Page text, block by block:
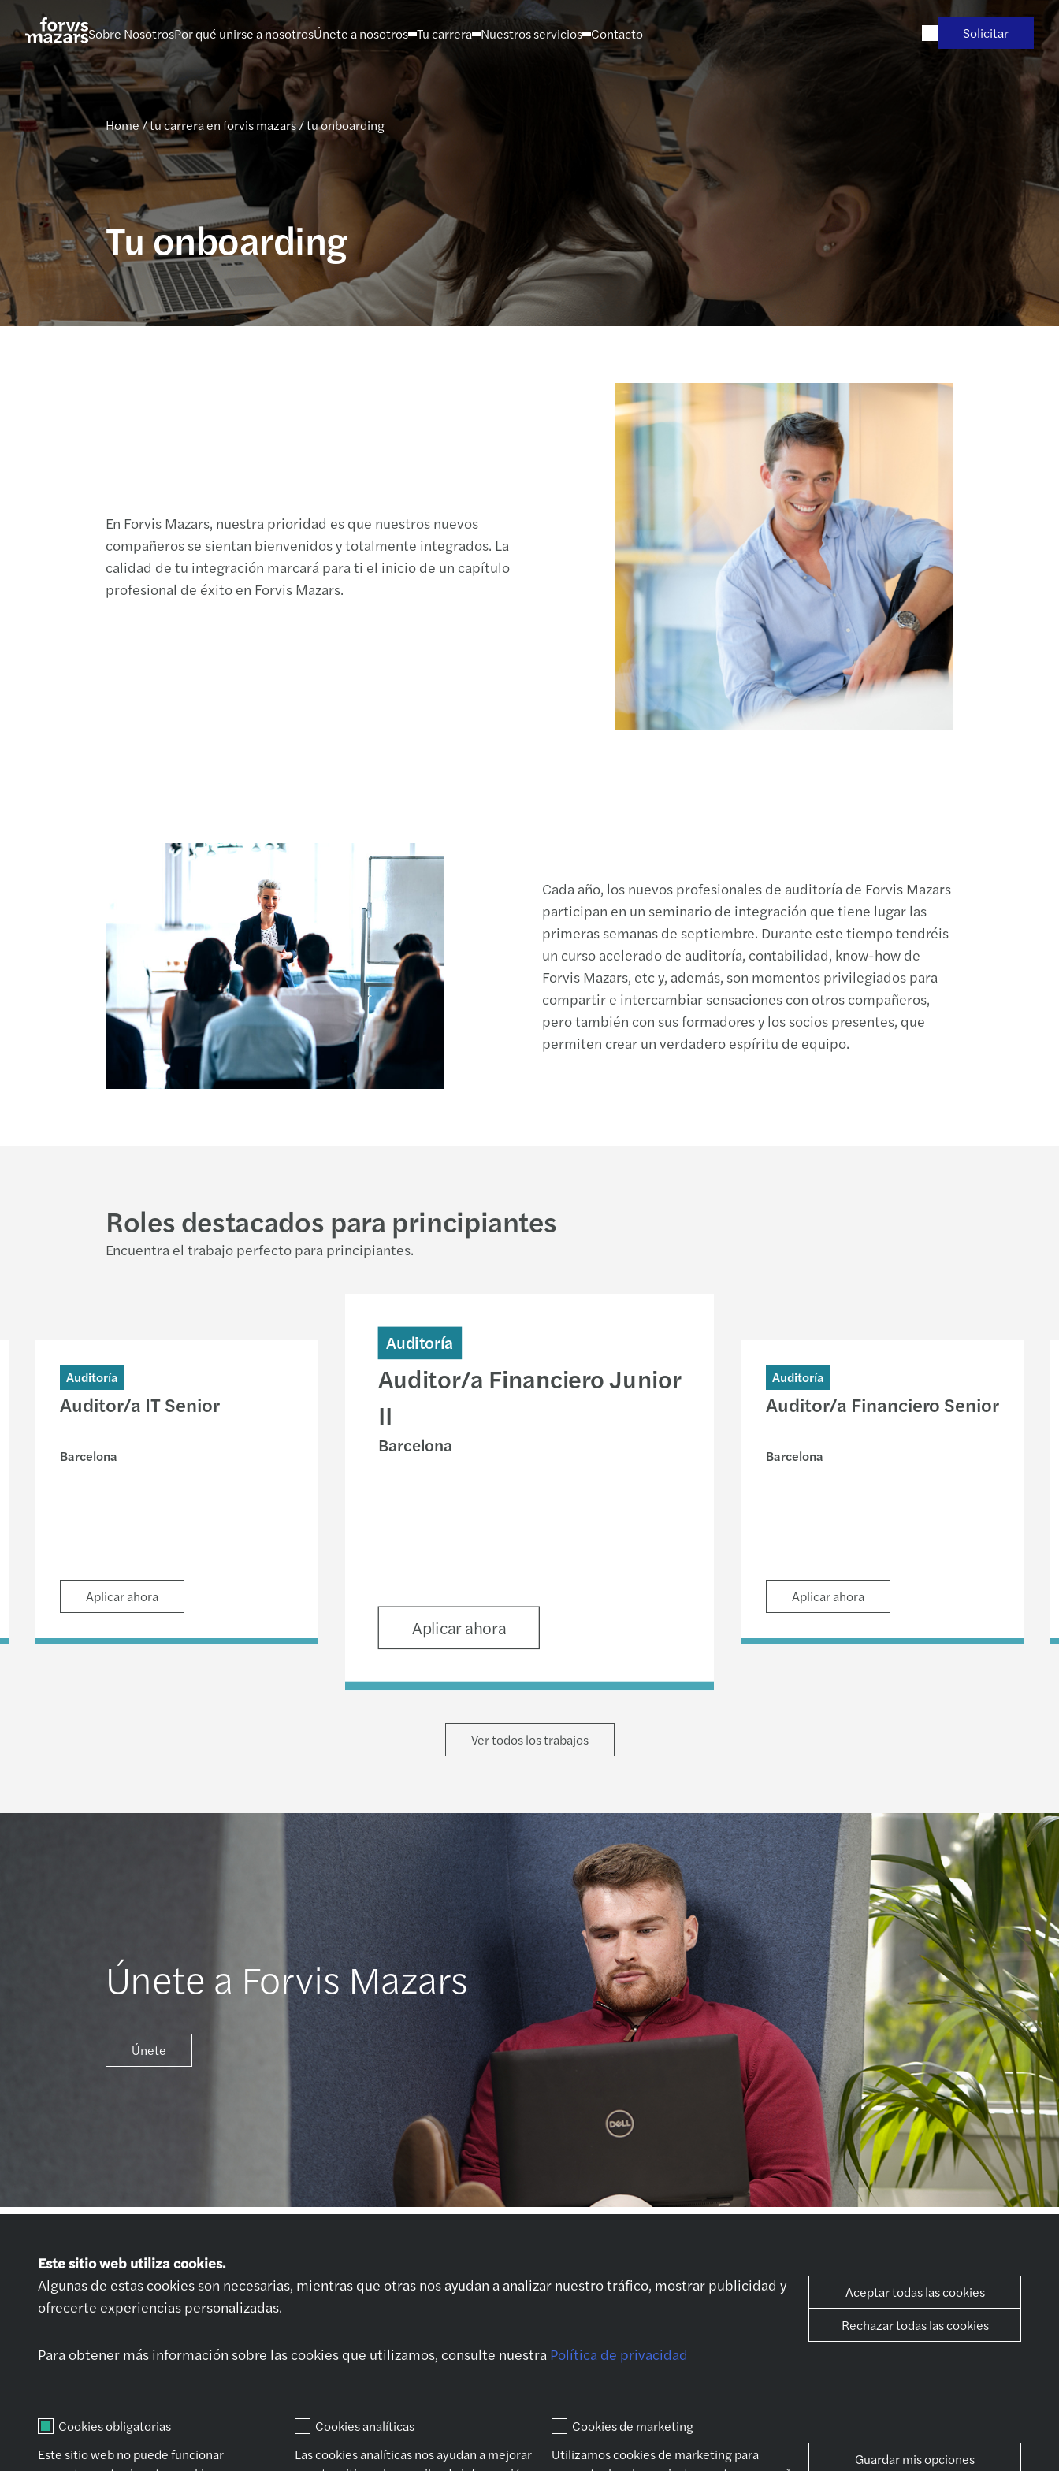
contenido
Sobre NosotrosPor qué unirse a nosotrosÚnete a nosotros Tu carrera Nuestros servicios Contacto Solicitar
Home/tu carrera en forvis mazars/tu onboarding
Tu onboarding
En Forvis Mazars, nuestra prioridad es que nuestros nuevos
compañeros se sientan bienvenidos y totalmente integrados. La
calidad de tu integración marcará para ti el inicio de un capítulo
profesional de éxito en Forvis Mazars.
Cada año, los nuevos profesionales de auditoría de Forvis Mazars
participan en un seminario de integración que tiene lugar las
primeras semanas de septiembre. Durante este tiempo tendréis
un curso acelerado de auditoría, contabilidad, know-how de
Forvis Mazars, etc y, además, son momentos privilegiados para
compartir e intercambiar sensaciones con otros compañeros,
pero también con sus formadores y los socios presentes, que
permiten crear un verdadero espíritu de equipo.
Roles destacados para principiantes
Encuentra el trabajo perfecto para principiantes.
Auditoría
Auditor/a IT Senior
Barcelona
Aplicar ahora
Auditoría
Auditor/a Financiero Junior
II
Barcelona
Aplicar ahora
Auditoría
Auditor/a Financiero Senior
Barcelona
Aplicar ahora
Ver todos los trabajos
Únete a Forvis Mazars
Únete
Prepara tu entrevista
Solicitud espontánea
¿Por qué Forvis
profesional
Movilidad
Tu onboarding
vida personal y
profesional
Financial Advisory
Legal y fiscal
Este sitio web utiliza cookies.
Algunas de estas cookies son necesarias, mientras que otras nos ayudan a analizar nuestro tráfico, mostrar publicidad y
ofrecerte experiencias personalizadas.
Para obtener más información sobre las cookies que utilizamos, consulte nuestra Política de privacidad
Aceptar todas las cookies
Rechazar todas las cookies
Cookies obligatorias
Este sitio web no puede funcionar
Cookies analíticas
Las cookies analíticas nos ayudan a mejorar
Cookies de marketing
Utilizamos cookies de marketing para
Guardar mis opciones